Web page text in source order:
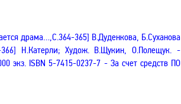
драма…,С.364-365] В.Дуденкова, Б.Суханова
366] Н.Катерли; Худож. В.Щукин, О.Полещук. -
экз. ISBN 5-7415-0237-7 - За счет средств ПО